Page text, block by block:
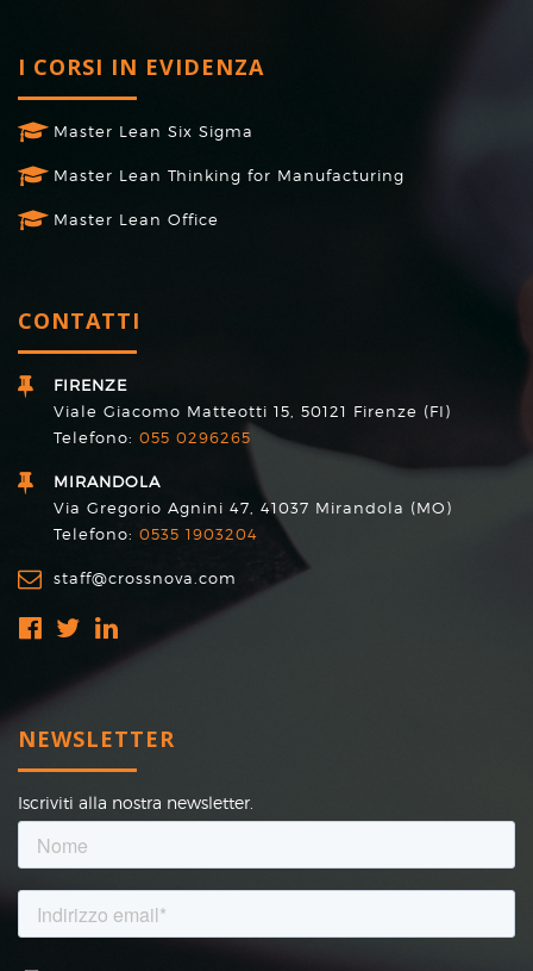
I CORSI IN EVIDENZA
Master Lean Six Sigma
Master Lean Thinking for Manufacturing
Master Lean Office
CONTATTI
FIRENZE
Viale Giacomo Matteotti 15, 50121 Firenze (FI)
Telefono: 055 0296265
MIRANDOLA
Via Gregorio Agnini 47, 41037 Mirandola (MO)
Telefono: 0535 1903204
staff@crossnova.com
NEWSLETTER
Iscriviti alla nostra newsletter.